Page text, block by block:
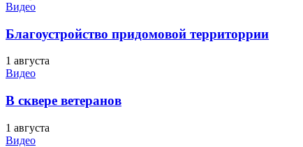
Видео
Благоустройство придомовой территоррии
1 августа
Видео
В сквере ветеранов
1 августа
Видео